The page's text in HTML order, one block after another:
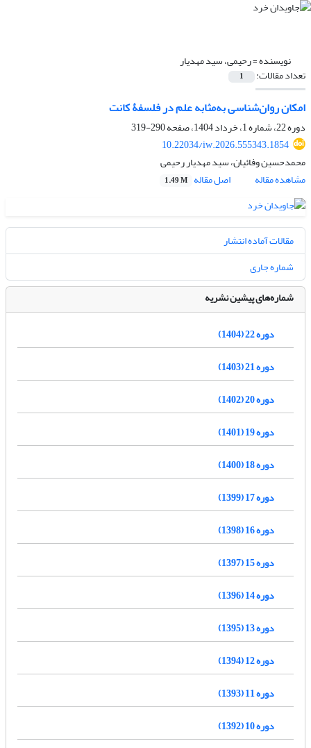
نویسنده =رحیمی، سید مهدیار
تعداد مقالات: 1
امکان روان‌شناسی به‌مثابه علم در فلسفۀ کانت
دوره 22، شماره 1، خرداد 1404، صفحه
290-319
10.22034/iw.2026.555343.1854
محمدحسین وفائیان، سید مهدیار رحیمی
مشاهده مقاله
اصل مقاله 1.49 M
مقالات آماده انتشار
شماره جاری
شماره‌های پیشین نشریه
دوره 22 (1404)
دوره 21 (1403)
دوره 20 (1402)
دوره 19 (1401)
دوره 18 (1400)
دوره 17 (1399)
دوره 16 (1398)
دوره 15 (1397)
دوره 14 (1396)
دوره 13 (1395)
دوره 12 (1394)
دوره 11 (1393)
دوره 10 (1392)